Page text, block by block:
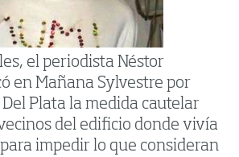
el periodista Néstor
en Mañana Sylvestre por
Plata la medida cautelar
del edificio donde vivía
impedir lo que consideran